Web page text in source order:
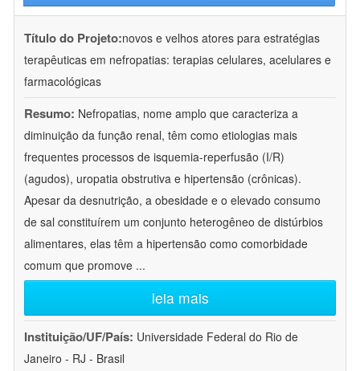
Título do Projeto:novos e velhos atores para estratégias
terapêuticas em nefropatias: terapias celulares, acelulares e
farmacológicas
Resumo: Nefropatias, nome amplo que caracteriza a
diminuição da função renal, têm como etiologias mais
frequentes processos de isquemia-reperfusão (I/R)
(agudos), uropatia obstrutiva e hipertensão (crônicas).
Apesar da desnutrição, a obesidade e o elevado consumo
de sal constituírem um conjunto heterogêneo de distúrbios
alimentares, elas têm a hipertensão como comorbidade
comum que promove ...
leia mais
Instituição/UF/País: Universidade Federal do Rio de
Janeiro - RJ - Brasil